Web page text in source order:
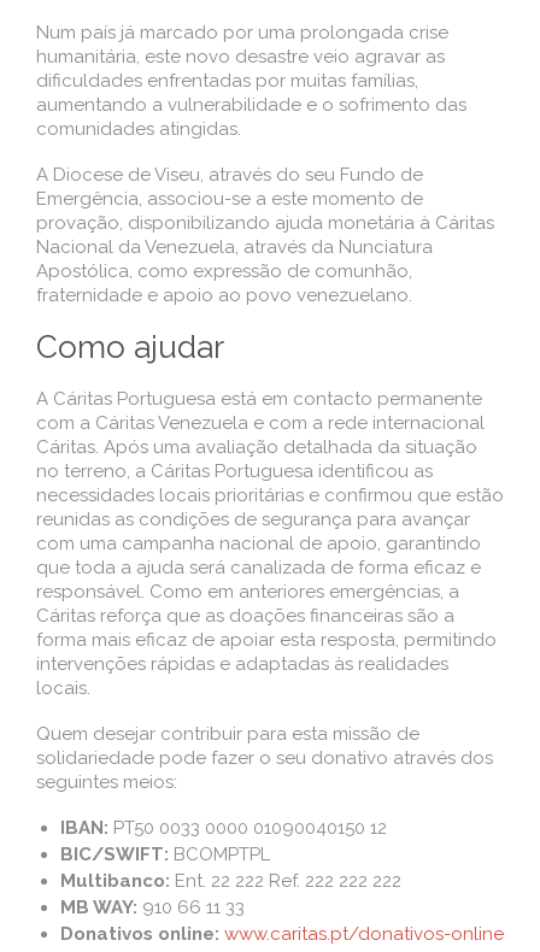
Num país já marcado por uma prolongada crise
humanitária, este novo desastre veio agravar as
dificuldades enfrentadas por muitas famílias,
aumentando a vulnerabilidade e o sofrimento das
comunidades atingidas.
A Diocese de Viseu, através do seu Fundo de
Emergência, associou-se a este momento de
provação, disponibilizando ajuda monetária à Cáritas
Nacional da Venezuela, através da Nunciatura
Apostólica, como expressão de comunhão,
fraternidade e apoio ao povo venezuelano.
Como ajudar
A Cáritas Portuguesa está em contacto permanente
com a Cáritas Venezuela e com a rede internacional
Cáritas. Após uma avaliação detalhada da situação
no terreno, a Cáritas Portuguesa identificou as
necessidades locais prioritárias e confirmou que estão
reunidas as condições de segurança para avançar
com uma campanha nacional de apoio, garantindo
que toda a ajuda será canalizada de forma eficaz e
responsável. Como em anteriores emergências, a
Cáritas reforça que as doações financeiras são a
forma mais eficaz de apoiar esta resposta, permitindo
intervenções rápidas e adaptadas às realidades
locais.
Quem desejar contribuir para esta missão de
solidariedade pode fazer o seu donativo através dos
seguintes meios:
IBAN: PT50 0033 0000 01090040150 12
BIC/SWIFT: BCOMPTPL
Multibanco: Ent. 22 222 Ref. 222 222 222
MB WAY: 910 66 11 33
Donativos online: www.caritas.pt/donativos-online